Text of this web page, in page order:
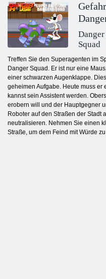
Danger
Squad
Treffen Sie den Superagenten im
Danger Squad. Er ist nur eine
einer schwarzen Augenklappe.
geheimen Aufgabe. Heute muss
kannst sein Assistent werden.
erobern will und der Hauptgegner
Roboter auf den Straßen der Stadt
neutralisieren. Nehmen Sie einen
Straße, um dem Feind mit Würde